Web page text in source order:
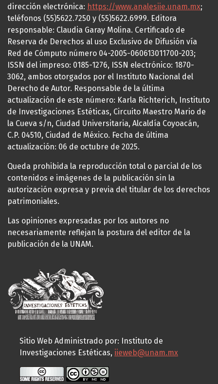
dirección electrónica: https://www.analesiie.unam.mx;
teléfonos (55)5622.7250 y (55)5622.6999. Editora
responsable: Claudia Garay Molina. Certificado de
Reserva de Derechos al uso Exclusivo de Difusión vía
Red de Cómputo número 04-2005-060613011700-203;
ISSN del impreso: 0185-1276, ISSN electrónico: 1870-
3062, ambos otorgados por el Instituto Nacional del
Derecho de Autor. Responsable de la última
actualización de este número: Karla Richterich, Instituto
de Investigaciones Estéticas, Circuito Maestro Mario de
la Cueva s/n, Ciudad Universitaria, Alcaldía Coyoacán,
C.P. 04510, Ciudad de México. Fecha de última
actualización: 06 de octubre de 2025.
Queda prohibida la reproducción total o parcial de los
contenidos e imágenes de la publicación sin la
autorización expresa y previa del titular de los derechos
patrimoniales.
Las opiniones expresadas por los autores no
necesariamente reflejan la postura del editor de la
publicación de la UNAM.
Sitio Web Administrado por: Instituto de
Investigaciones Estéticas, iieweb@unam.mx